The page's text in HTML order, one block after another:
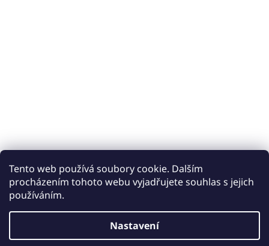
Tento web používá soubory cookie. Dalším
procházením tohoto webu vyjadřujete souhlas s jejich
používáním.
Nastavení